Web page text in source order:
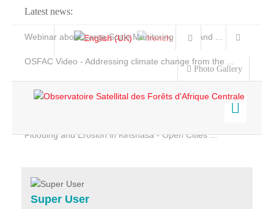
Latest news:
Webinar about Large Scale Monitoring and Land ...
OSFAC Video - Addressing climate change from the ...
Flooding and Erosion in Kinshasa - Open Cities ...
Photo Gallery
Home
Services
Projects
Super User